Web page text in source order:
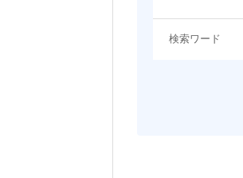
開発言語・フレームワークに関するキ
検索ワード